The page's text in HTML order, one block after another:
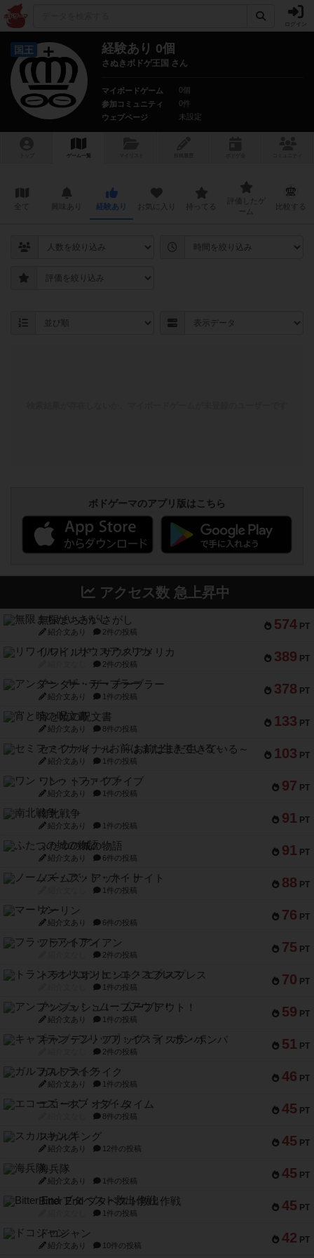
ログイン
国王 経験あり 0個
さぬきボドゲ王国 さん
マイボードゲーム
0個
参加コミュニティ
0件
ウェブページ
未設定
ゲーム一覧
全て 興味あり 経験あり お気に入り 持ってる
評価したゲ
比較する
ボドゲーマのアプリ版はこちら
アクセス数 急上昇中
574 PT
無限まちがいさがし
紹介文あり 2件の投稿
389 PT
リワイルド：サウスアメリカ
2件の投稿
378 PT
アンダー・ザ・テーブラー
紹介文あり 1件の投稿
133 PT
宵と暁の呪文書
紹介文あり 8件の投稿
103 PT
セミファイナル ～お前はまだ生きている～
紹介文あり 1件の投稿
97 PT
ワン・トゥ・ファイブ
紹介文あり 1件の投稿
91 PT
南北戦争
紹介文あり 1件の投稿
91 PT
ふたつの城の物語
紹介文あり 6件の投稿
88 PT
ノームズ・アット・ナイト
1件の投稿
76 PT
マーリン
紹介文あり 6件の投稿
75 PT
フラットアイアン
2件の投稿
70 PT
トランスオリエント・エクスプレス
1件の投稿
59 PT
アンブッシュ！：ムーブアウト！
紹介文あり 1件の投稿
51 PT
キャプテン・フリップ：イスラ・ボンバ
2件の投稿
46 PT
ガルフストライク
紹介文あり 1件の投稿
45 PT
エコーズ・オブ・タイム
8件の投稿
45 PT
スカルキング
紹介文あり 12件の投稿
45 PT
海兵隊
紹介文あり 1件の投稿
45 PT
Bitter End ブタペスト救出作戦
1件の投稿
42 PT
ドコジャン
紹介文あり 10件の投稿